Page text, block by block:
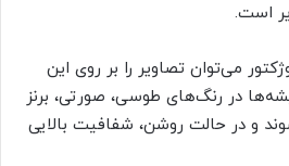
است.
می‌توان تصاویر را بر روی این
در رنگ‌های طوسی، صورتی، برنز
و در حالت روشن، شفافیت بالایی